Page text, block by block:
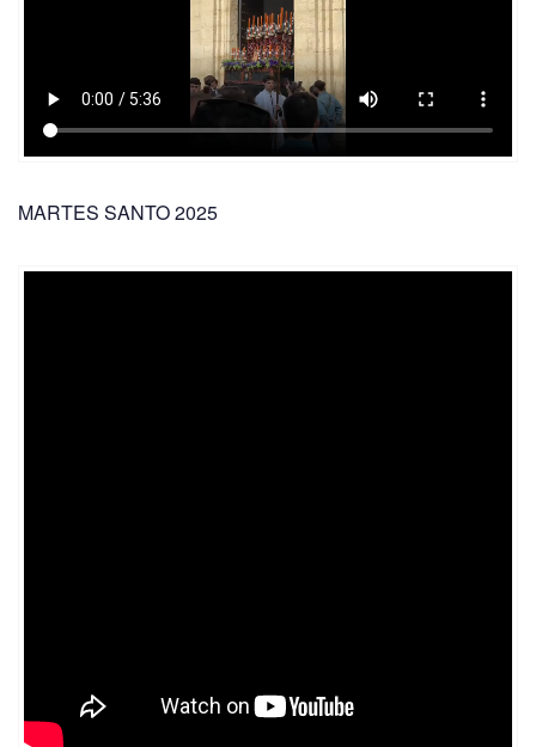
MARTES SANTO 2025